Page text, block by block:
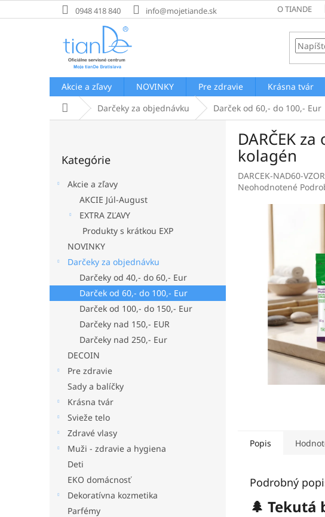
na
0948 418 840 info@mojetiande.sk O TIANDE
Akcie a zľavy NOVINKY Pre zdravie Krásna tvár
DomovDarčeky za objednávku Darček od 60,- do 100,- Eur
kategórie
Kategórie
Akcie a zľavy
AKCIE Júl-August
EXTRA ZĽAVY
Produkty s krátkou EXP
NOVINKY
Darčeky za objednávku
Darčeky od 40,- do 60,- Eur
Darček od 60,- do 100,- Eur
Darček od 100,- do 150,- Eur
Darčeky nad 150,- EUR
Darčeky nad 250,- Eur
DECOIN
Pre zdravie
Sady a balíčky
Krásna tvár
Svieže telo
Zdravé vlasy
Muži - zdravie a hygiena
Deti
EKO domácnosť
Dekoratívna kozmetika
Parfémy
DARČEK
kolagén
DARCEK-NAD60-
Priemerné
hviezdičiek.
Neohodnotené
Popis
Podrobný
🌲